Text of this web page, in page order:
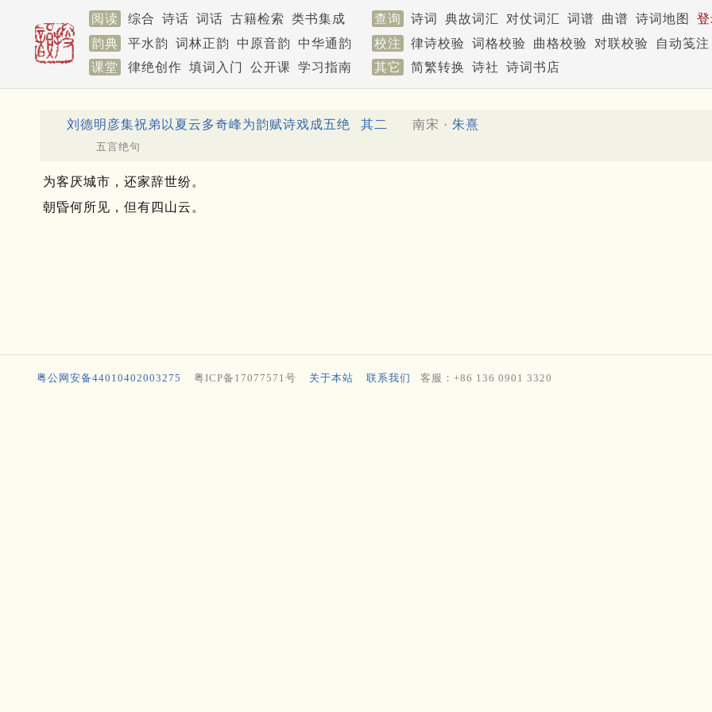
阅读 综合 诗话 词话 古籍检索 类书集成 查询 诗词 典故词汇 对仗词汇 词谱 曲谱 诗词地图
韵典
平水韵 词林正韵 中原音韵 中华通韵 校注 律诗校验 词格校验 曲格校验 对联校验
自动笺注
课堂
律绝创作 填词入门 公开课 学习指南 其它 简繁转换 诗社 诗词书店
刘德明彦集祝弟以夏云多奇峰为韵赋诗戏成五绝 其二 南宋 · 朱熹
五言绝句
为客厌城市，还家辞世纷。
朝昏何所见，但有四山云。
粤公网安备44010402003275 粤ICP备17077571号 关于本站 联系我们 客服：+86 136 0901 3320